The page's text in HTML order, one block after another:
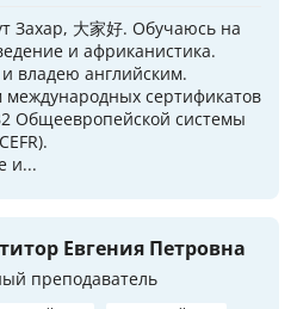
Захар, 大家好. Обучаюсь на
и африканистика.
владею английским.
международных сертификатов
Общеевропейской системы
и...
Евгения Петровна
преподаватель